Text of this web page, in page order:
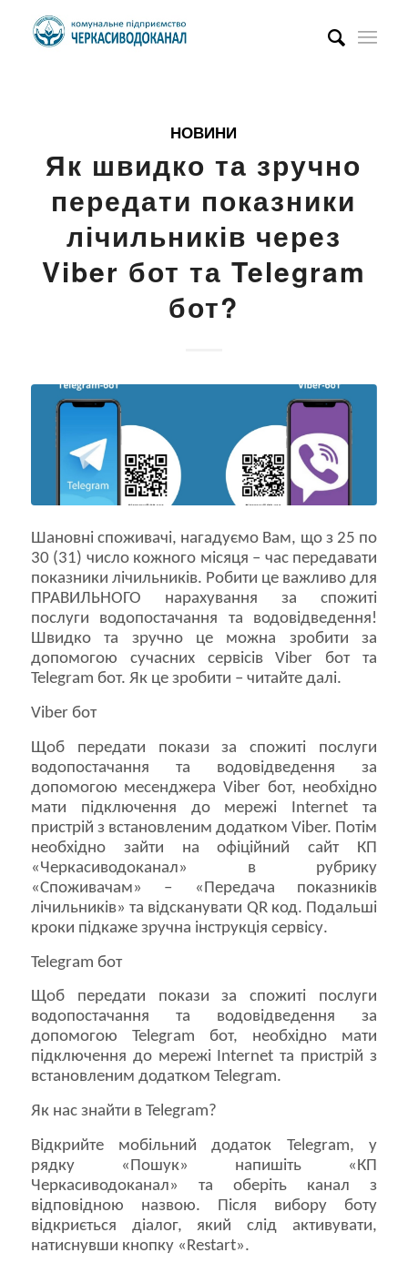
НОВИНИ
Як швидко та зручно
передати показники
лічильників через
Viber бот та Telegram
бот?
Шановні споживачі, нагадуємо Вам, що з 25 по
30 (31) число кожного місяця – час передавати
показники лічильників. Робити це важливо для
ПРАВИЛЬНОГО нарахування за спожиті
послуги водопостачання та водовідведення!
Швидко та зручно це можна зробити за
допомогою сучасних сервісів Viber бот та
Telegram бот. Як це зробити – читайте далі.
Viber бот
Щоб передати покази за спожиті послуги
водопостачання та водовідведення за
допомогою месенджера Viber бот, необхідно
мати підключення до мережі Internet та
пристрій з встановленим додатком Viber. Потім
необхідно зайти на офіційний сайт КП
«Черкасиводоканал» в рубрику
«Споживачам» – «Передача показників
лічильників» та відсканувати QR код. Подальші
кроки підкаже зручна інструкція сервісу.
Telegram бот
Щоб передати покази за спожиті послуги
водопостачання та водовідведення за
допомогою Telegram бот, необхідно мати
підключення до мережі Internet та пристрій з
встановленим додатком Telegram.
Як нас знайти в Telegram?
Відкрийте мобільний додаток Telegram, у
рядку «Пошук» напишіть «КП
Черкасиводоканал» та оберіть канал з
відповідною назвою. Після вибору боту
відкриється діалог, який слід активувати,
натиснувши кнопку «Restart».